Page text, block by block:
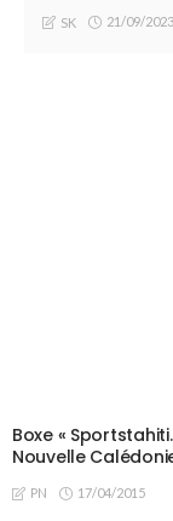
SK 21/09/2023
Boxe «
Nouvelle
PN 17/04/2015